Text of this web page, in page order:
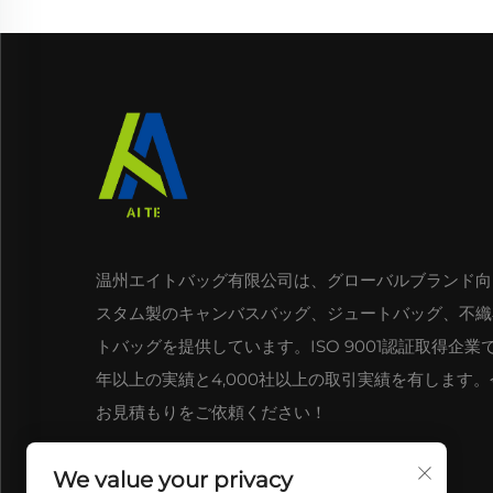
温州エイトバッグ有限公司は、グローバルブランド
スタム製のキャンバスバッグ、ジュートバッグ、不
トバッグを提供しています。ISO 9001認証取得企業
年以上の実績と4,000社以上の取引実績を有します
お見積もりをご依頼ください！
We value your privacy